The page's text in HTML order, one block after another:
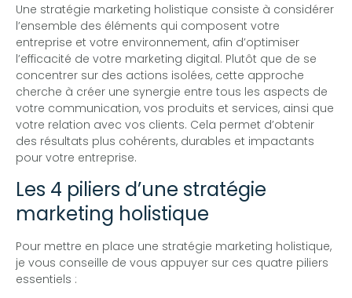
Une stratégie marketing holistique consiste à considérer
l’ensemble des éléments qui composent votre
entreprise et votre environnement, afin d’optimiser
l’efficacité de votre marketing digital. Plutôt que de se
concentrer sur des actions isolées, cette approche
cherche à créer une synergie entre tous les aspects de
votre communication, vos produits et services, ainsi que
votre relation avec vos clients. Cela permet d’obtenir
des résultats plus cohérents, durables et impactants
pour votre entreprise.
Les 4 piliers d’une stratégie
marketing holistique
Pour mettre en place une stratégie marketing holistique,
je vous conseille de vous appuyer sur ces quatre piliers
essentiels :